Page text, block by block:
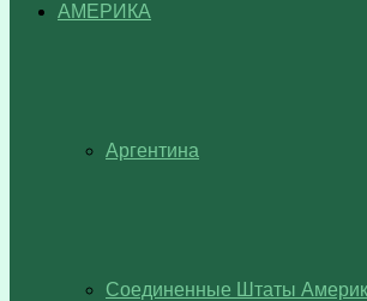
АМЕРИКА
Аргентина
Соединенные Штаты